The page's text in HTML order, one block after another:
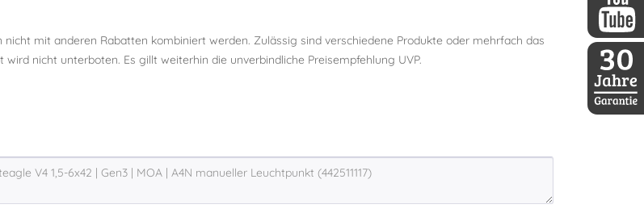
mit anderen Rabatten kombiniert werden. Zulässig sind verschiedene Produkte oder mehrfach das
nicht unterboten. Es gillt weiterhin die unverbindliche Preisempfehlung UVP.
DDoptics